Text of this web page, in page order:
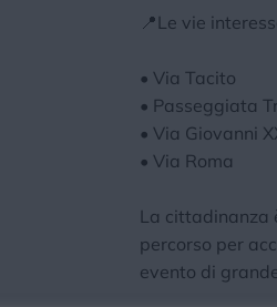
📍Le vie
• Via Tacito
• Passeggiata
• Via Giovanni
• Via Roma
La cittadinanza
percorso per
evento di